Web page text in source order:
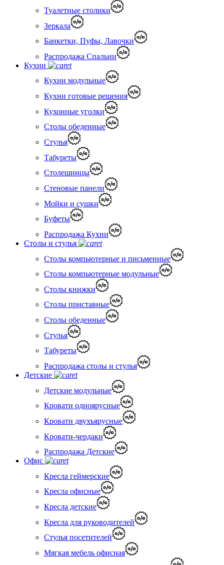
Туалетные столики
Зеркала
Банкетки, Пуфы, Лавочки
Распродажа Спальни
Кухни
Кухни модульные
Кухни готовые решения
Кухонные уголки
Столы обеденные
Стулья
Табуреты
Столешницы
Стеновые панели
Мойки и сушки
Буфеты
Распродажа Кухни
Столы и стулья
Столы компьютерные и письменные
Столы компьютерные модульные
Столы книжки
Столы приставные
Столы обеденные
Стулья
Табуреты
Распродажа столы и стулья
Детские
Детские модульные
Кровати одноярусные
Кровати двухъярусные
Кровати-чердаки
Распродажа Детские
Офис
Кресла геймерские
Кресла офисные
Кресла детские
Кресла для руководителей
Стулья посетителей
Мягкая мебель офисная